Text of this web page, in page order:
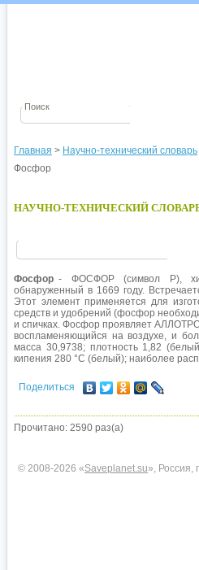
Главная > Научно-технический словарь
Фосфор
НАУЧНО-ТЕХНИЧЕСКИЙ
Фосфор - ФОСФОР (символ Р),
обнаруженный в 1669 году.
Этот элемент применяется для
средств и удобрений (фосфор
и спичках. Фосфор проявляет
воспламеняющийся на воздухе, и
масса 30,9738; плотность 1,82
кипения 280 °С (белый); наиболее
Поделиться
Прочитано: 2590 раз(а)
© 2008-2026 «Saveplanet.su», Россия,